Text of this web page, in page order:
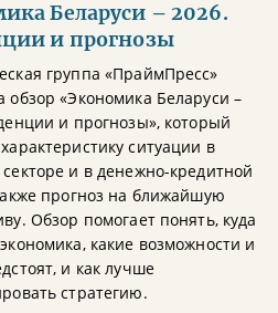
Беларуси – 2026.
и прогнозы
группа «ПраймПресс»
обзор «Экономика Беларуси –
и прогнозы», который
ситуации в
и в денежно-кредитной
прогноз на ближайшую
Обзор помогает понять, куда
какие возможности и
и как лучше
стратегию.